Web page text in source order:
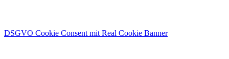
DSGVO Cookie Consent mit Real Cookie Banner